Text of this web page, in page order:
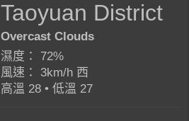
Taoyuan District
Overcast Clouds
濕度： 72%
風速： 3km/h 西
高溫 28 • 低溫 27